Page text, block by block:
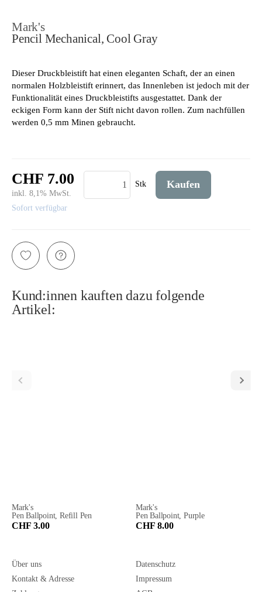
Mark's
Pencil Mechanical, Cool Gray
Dieser Druckbleistift hat einen eleganten Schaft, der an einen
normalen Holzbleistift erinnert, das Innenleben ist jedoch mit der
Funktionalität eines Druckbleistifts ausgestattet. Dank der
eckigen Form kann der Stift nicht davon rollen. Zum nachfüllen
werden 0,5 mm Minen gebraucht.
CHF 7.00
inkl. 8,1% MwSt.
Sofort verfügbar
Stk Kaufen
Kund:innen kauften dazu folgende
Artikel:
Mark's
Pen Ballpoint, Refill Pen
CHF 3.00
Mark's
Pen Ballpoint, Purple
CHF 8.00
Über uns
Kontakt & Adresse
Datenschutz
Impressum